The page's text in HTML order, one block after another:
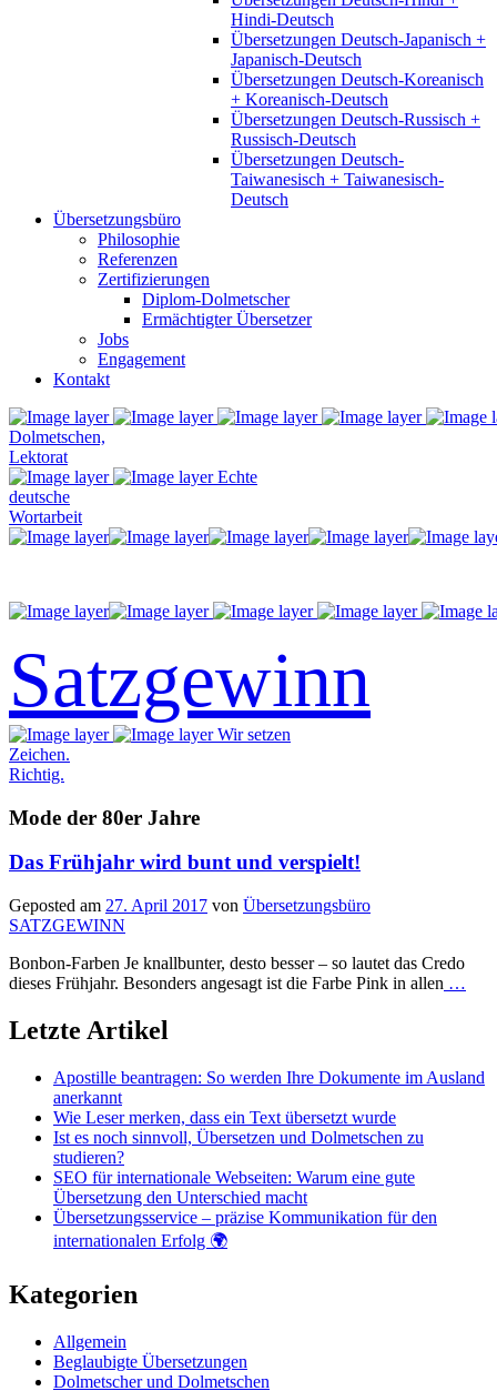
Hindi-Deutsch
Übersetzungen Deutsch-Japanisch +
Japanisch-Deutsch
Übersetzungen Deutsch-Koreanisch
+ Koreanisch-Deutsch
Übersetzungen Deutsch-Russisch +
Russisch-Deutsch
Übersetzungen Deutsch-
Taiwanesisch + Taiwanesisch-
Deutsch
Übersetzungsbüro
Philosophie
Referenzen
Zertifizierungen
Diplom-Dolmetscher
Ermächtigter Übersetzer
Jobs
Engagement
Kontakt
Dolmetschen,
Lektorat
Echte
deutsche
Wortarbeit
Satzgewinn
Wir setzen
Zeichen.
Richtig.
Mode der 80er Jahre
Das Frühjahr wird bunt und verspielt!
Geposted am 27. April 2017 von Übersetzungsbüro
SATZGEWINN
Bonbon-Farben Je knallbunter, desto besser – so lautet das Credo
dieses Frühjahr. Besonders angesagt ist die Farbe Pink in allen …
Letzte Artikel
Apostille beantragen: So werden Ihre Dokumente im Ausland
anerkannt
Wie Leser merken, dass ein Text übersetzt wurde
Ist es noch sinnvoll, Übersetzen und Dolmetschen zu
studieren?
SEO für internationale Webseiten: Warum eine gute
Übersetzung den Unterschied macht
Übersetzungsservice – präzise Kommunikation für den
internationalen Erfolg 🌍
Kategorien
Allgemein
Beglaubigte Übersetzungen
Dolmetscher und Dolmetschen